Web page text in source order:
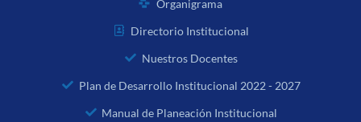
Organigrama
Directorio Institucional
Nuestros Docentes
Plan de Desarrollo Institucional 2022 - 2027
Manual de Planeación Institucional